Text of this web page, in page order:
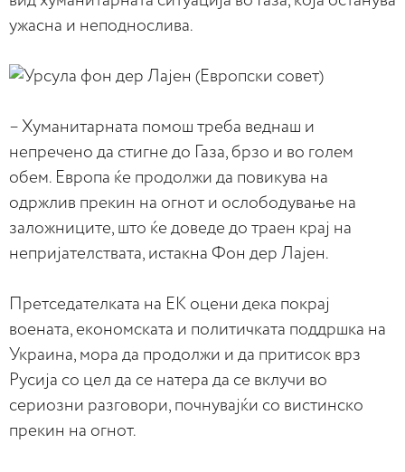
ужасна и неподнослива.
– Хуманитарната помош треба веднаш и
непречено да стигне до Газа, брзо и во голем
обем. Европа ќе продолжи да повикува на
одржлив прекин на огнот и ослободување на
заложниците, што ќе доведе до траен крај на
непријателствата, истакна Фон дер Лајен.
Претседателката на ЕК оцени дека покрај
воената, економската и политичката поддршка на
Украина, мора да продолжи и да притисок врз
Русија со цел да се натера да се вклучи во
сериозни разговори, почнувајќи со вистинско
прекин на огнот.